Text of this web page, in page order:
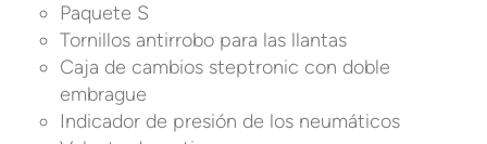
Paquete S
Tornillos antirrobo para las llantas
Caja de cambios steptronic con doble
embrague
Indicador de presión de los neumáticos